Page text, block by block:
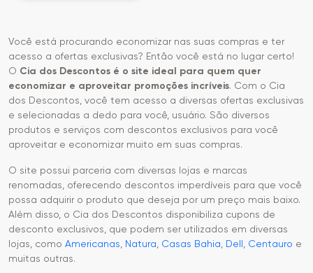
Ofertas
Você está procurando economizar nas suas compras e ter
acesso a ofertas exclusivas? Então você está no lugar certo!
O Cia dos Descontos é o site ideal para quem quer
economizar e aproveitar promoções incríveis. Com o Cia
dos Descontos, você tem acesso a diversas ofertas exclusivas
e selecionadas a dedo para você, usuário. São diversos
produtos e serviços com descontos exclusivos para você
aproveitar e economizar muito em suas compras.
O site possui parceria com diversas lojas e marcas
renomadas, oferecendo descontos imperdíveis para que você
possa adquirir o produto que deseja por um preço mais baixo.
Além disso, o Cia dos Descontos disponibiliza cupons de
desconto exclusivos, que podem ser utilizados em diversas
lojas, como Americanas Natura Casas Bahia Dell Centauro e
muitas outras.